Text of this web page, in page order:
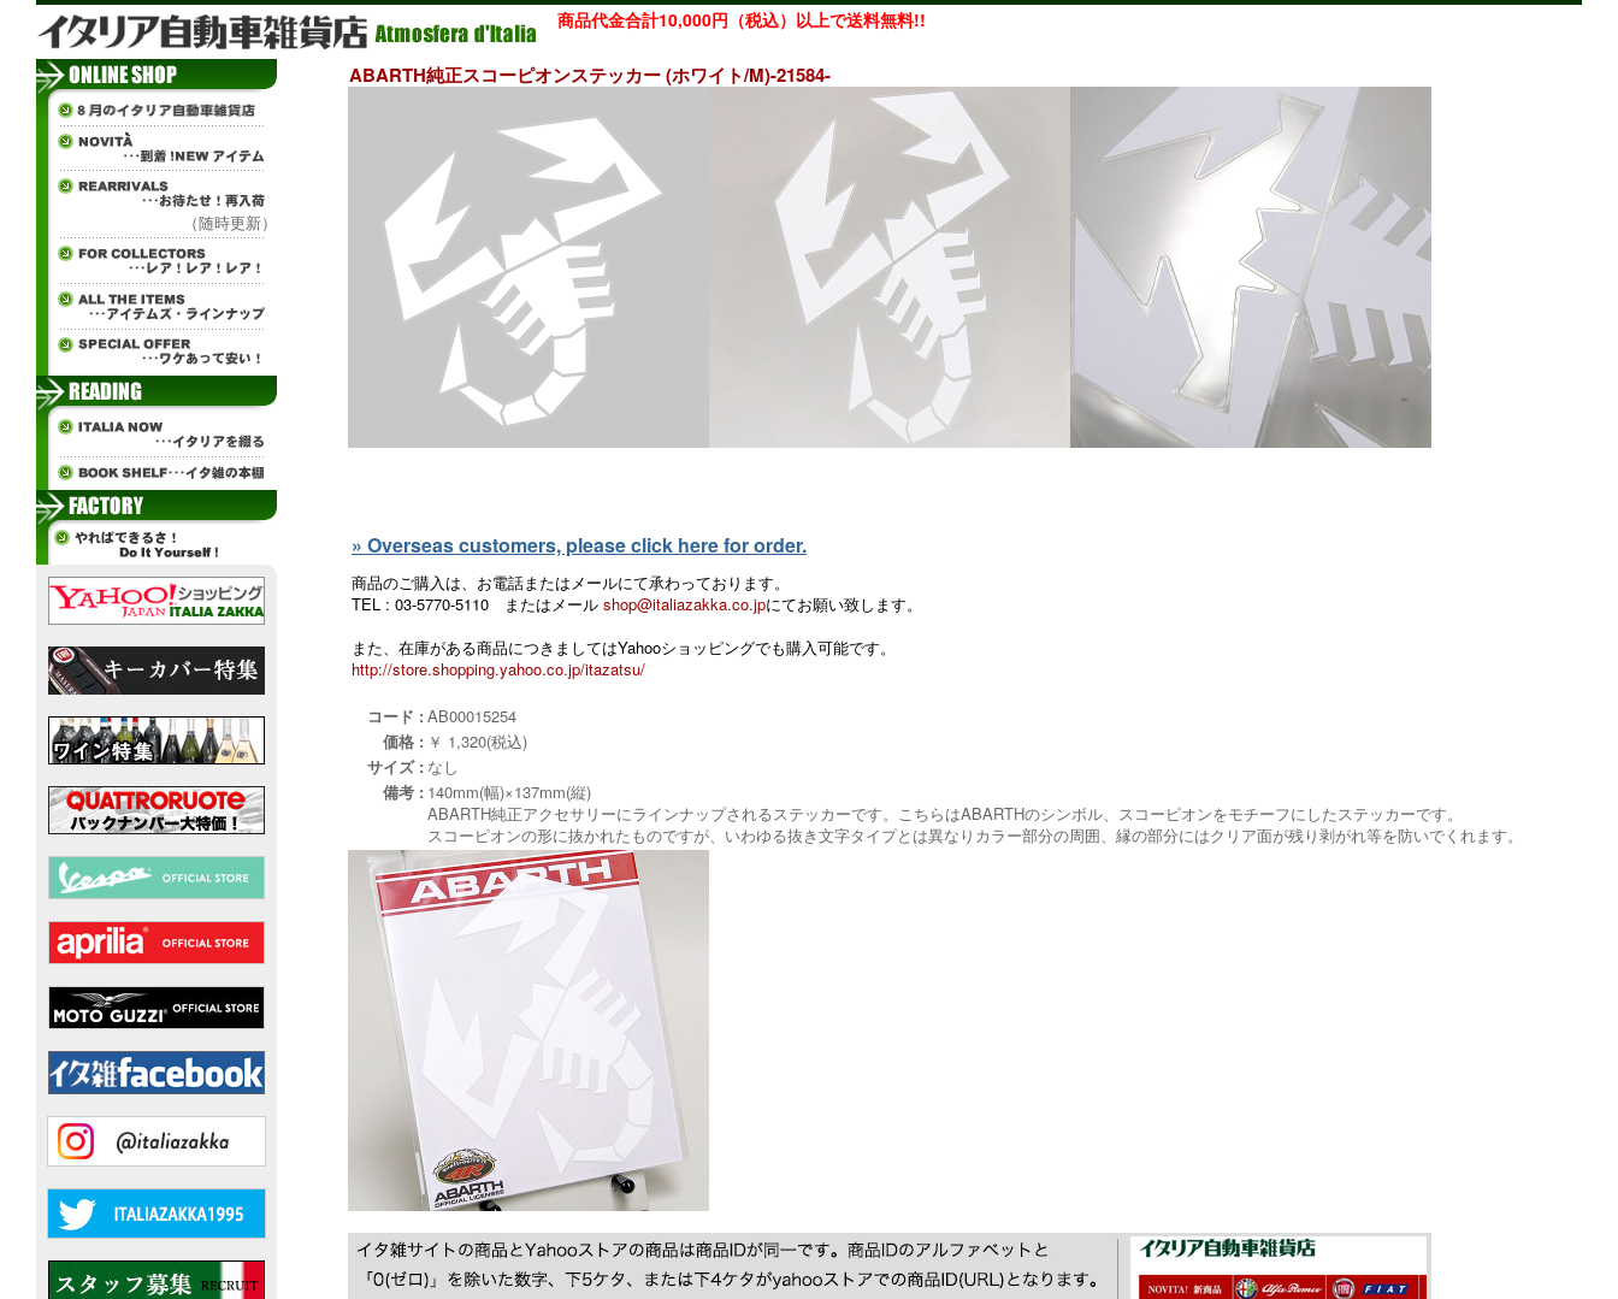
商品代金合計10,000円（税込）以上で送料無料!!
（随時更新）
ABARTH純正スコーピオンステッカー (ホワイト/M)-21584-
» Overseas customers, please click here for order.
商品のご購入は、お電話またはメールにて承わっております。
TEL : 03-5770-5110 またはメール shop@italiazakka.co.jpにてお願い致します。
また、在庫がある商品につきましてはYahooショッピングでも購入可能です。
http://store.shopping.yahoo.co.jp/itazatsu/
コード : AB00015254
価格 : ￥ 1,320(税込)
サイズ : なし
備考 : 140mm(幅)×137mm(縦)
ABARTH純正アクセサリーにラインナップされるステッカーです。こちらはABARTHのシンボル、スコーピオンをモチーフにしたステッカーです。
スコーピオンの形に抜かれたものですが、いわゆる抜き文字タイプとは異なりカラー部分の周囲、縁の部分にはクリア面が残り剥がれ等を防いでくれます。